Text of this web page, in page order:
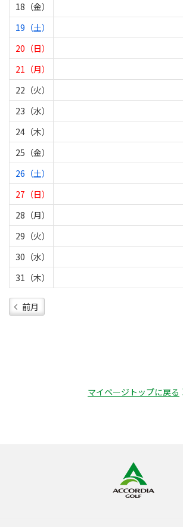
18（金）
19（土）
20（日）
21（月）
22（火）
23（水）
24（木）
25（金）
26（土）
27（日）
28（月）
29（火）
30（水）
31（木）
前月
マイページトップに戻る